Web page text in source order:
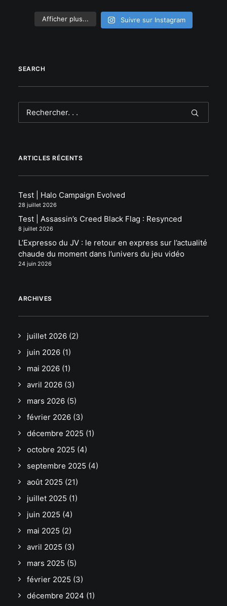
Afficher plus... Suivre sur Instagram
SEARCH
ARTICLES RÉCENTS
Test | Halo Campaign Evolved
28 juillet 2026
Test | Assassin’s Creed Black Flag : Resynced
8 juillet 2026
L’Expresso du JV : le retour en express sur l’actualité
chaude du moment dans l’univers du jeu vidéo
24 juin 2026
ARCHIVES
juillet 2026 (2)
juin 2026 (1)
mai 2026 (1)
avril 2026 (3)
mars 2026 (5)
février 2026 (3)
décembre 2025 (1)
octobre 2025 (4)
septembre 2025 (4)
août 2025 (21)
juillet 2025 (1)
juin 2025 (4)
mai 2025 (2)
avril 2025 (3)
mars 2025 (5)
février 2025 (3)
décembre 2024 (1)